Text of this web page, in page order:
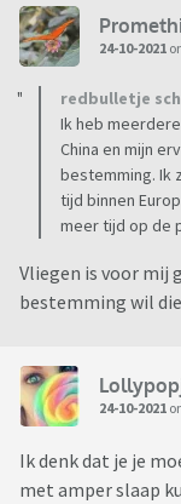
24-10-2021
redbulletje
Ik heb
China en mijn
bestemming. Ik
tijd binnen
meer tijd op de
Vliegen is voor mij
bestemming wil
24-10-2021
Ik denk dat je je
met amper slaap